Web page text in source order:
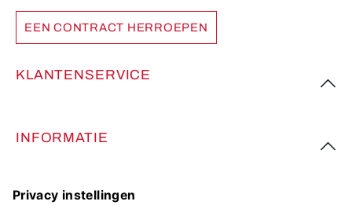
EEN CONTRACT HERROEPEN
KLANTENSERVICE
INFORMATIE
VOLG ONS